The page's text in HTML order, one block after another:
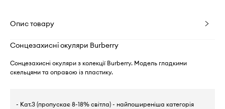
Опис товару
Сонцезахисні окуляри Burberry
Cонцезахисні окуляри з колекції Burberry. Модель гладкими
скельцями та оправою із пластику.
- Кат.3 (пропускає 8-18% світла) - найпоширеніша категорія